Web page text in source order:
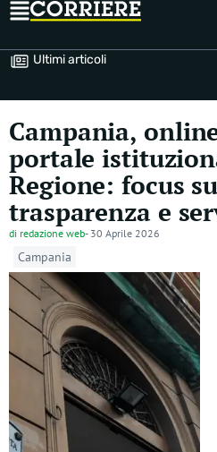
Ultimi articoli
Campania,
portale
Regione: focus
trasparenza e
di redazione web- 30 Aprile 2026
Campania